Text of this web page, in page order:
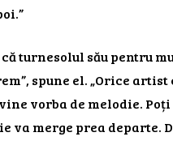
turnesolul său pentru
spune el. „Orice
vorba de melodie.
va merge prea departe.